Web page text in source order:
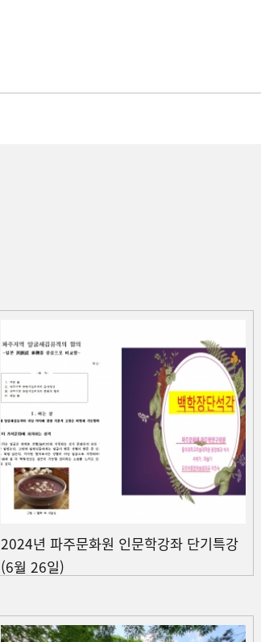
2024년 파주문화원 인문학강좌 단기특강
(6월 26일)